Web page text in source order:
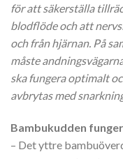
för att säkerställa
blodflöde och att
och från hjärnan. På
måste
ska fungera optimalt
avbrytas med
Bambukudden
– Det yttre